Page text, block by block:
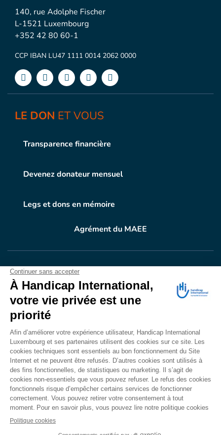
140, rue Adolphe Fischer
L-1521 Luxembourg
+352 42 80 60-1
CCP IBAN LU47 1111 0014 2062 0000
LE DON ET VOUS
Transparence financière
Devenez donateur mensuel
Legs et dons en mémoire
Agrément du MAEE
VOTRE DONEN ACTION
Grâce à vous, en 2025, 400.689 personnes ont
bénéficié d’appareillage et d’activités de réadaptation.
Merci pour votre générosité.
Lire notre rapport annuel
CONTACT
Accessibilité
Mentions légales